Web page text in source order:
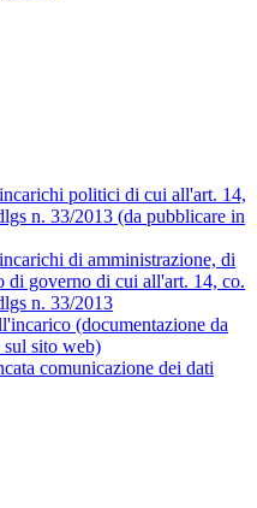
politici di cui all'art. 14,
n. 33/2013 (da pubblicare in
di amministrazione, di
di governo di cui all'art. 14, co.
n. 33/2013
(documentazione da
sul sito web)
comunicazione dei dati